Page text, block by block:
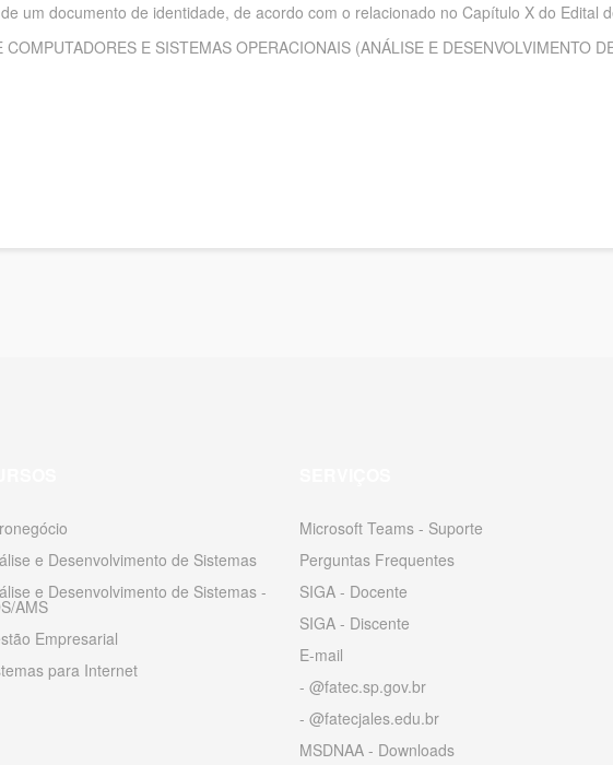
um documento de identidade, de acordo com o relacionado no Capítulo X do Edital
E SISTEMAS OPERACIONAIS (ANÁLISE E DESENVOLVIMENTO
e Desenvolvimento de Sistemas
e Desenvolvimento de Sistemas -
AMS
Empresarial
para Internet
Microsoft Teams - Suporte
Perguntas Frequentes
SIGA - Docente
SIGA - Discente
E-mail
- @fatec.sp.gov.br
- @fatecjales.edu.br
MSDNAA - Downloads